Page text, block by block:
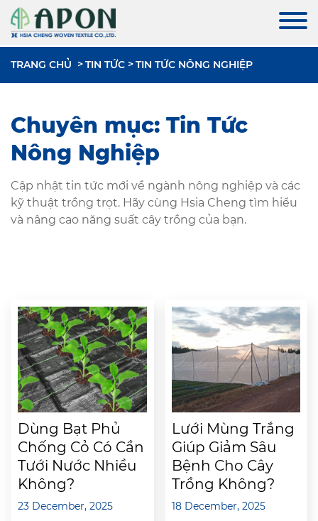
TRANG CHỦ TIN TỨC TIN TỨC NÔNG NGHIỆP
Chuyên mục: Tin Tức
Nông Nghiệp
Cập nhật tin tức mới về ngành nông nghiệp và các
kỹ thuật trồng trọt. Hãy cùng Hsia Cheng tìm hiểu
và nâng cao năng suất cây trồng của bạn.
Dùng Bạt Phủ
Chống Cỏ Có Cần
Tưới Nước Nhiều
Không?
23 December, 2025
Lưới Mùng Trắng
Giúp Giảm Sâu
Bệnh Cho Cây
Trồng Không?
18 December, 2025